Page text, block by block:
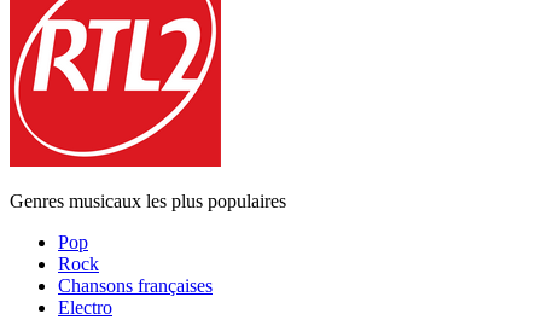
Genres musicaux les plus populaires
Pop
Rock
Chansons françaises
Electro